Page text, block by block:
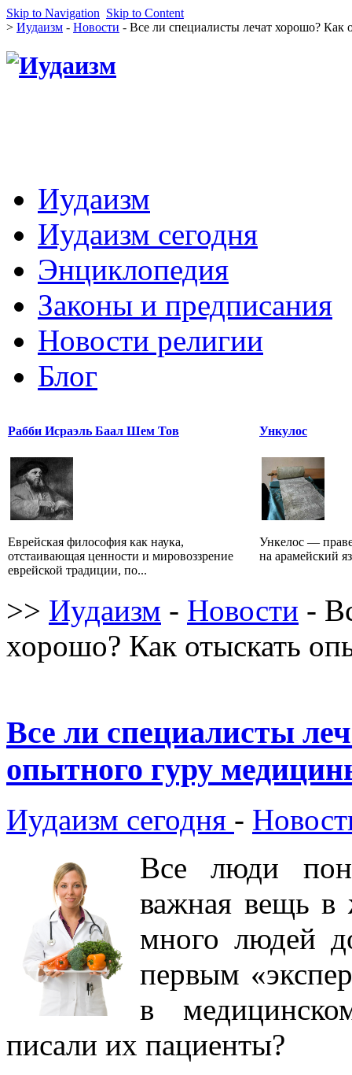
Skip to Navigation Skip to Content
> Иудаизм - Новости - Все ли специалисты лечат хорошо? Как
Иудаизм
Иудаизм сегодня
Энциклопедия
Законы и предписания
Новости религии
Блог
Рабби Исраэль Баал Шем Тов
Еврейская философия как наука,
отстаивающая ценности и мировоззрение
еврейской традиции, по...
Ункулос
Ункелос —
на арамейский
>> Иудаизм - Новости -
хорошо? Как отыскать
Все ли специалисты
опытного гуру
Иудаизм сегодня -
Все люди
важная вещь в
много людей
первым
в
писали их пациенты?